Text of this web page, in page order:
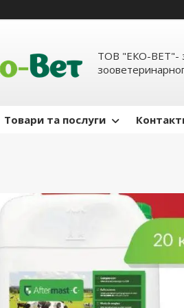
ТОВ "ЕКО-ВЕТ"-
Товари та послуги